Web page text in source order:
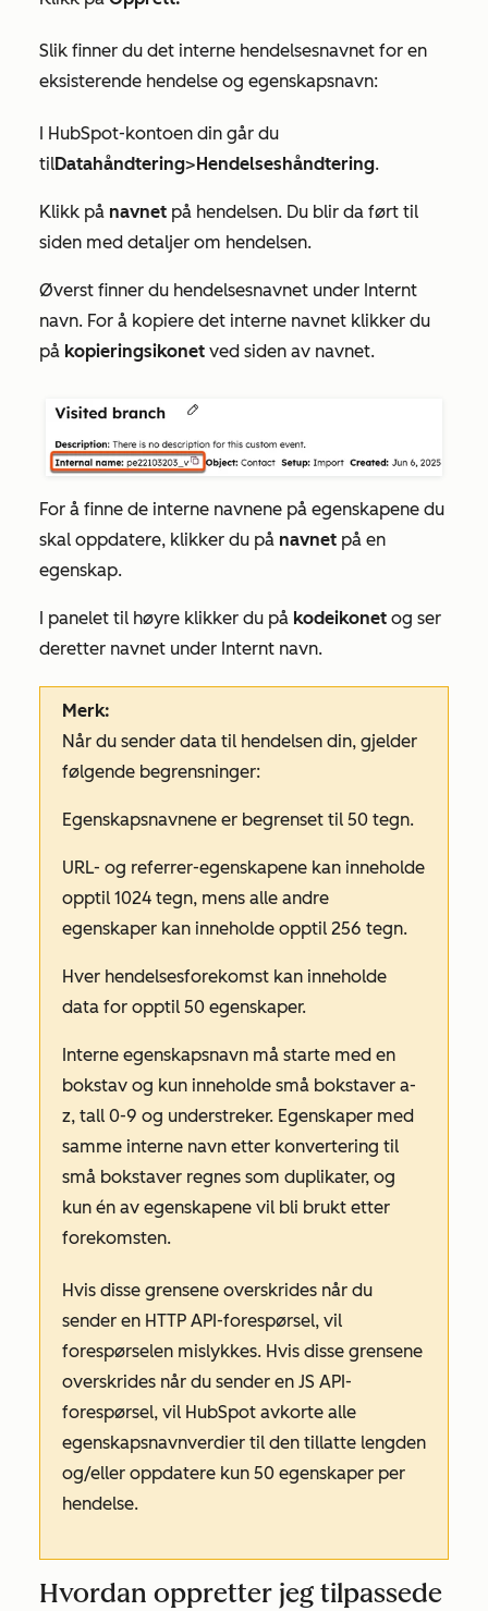
Slik finner du det interne hendelsesnavnet for en
eksisterende hendelse og egenskapsnavn:
I HubSpot-kontoen din går du
tilDatahåndtering>Hendelseshåndtering.
Klikk på navnet på hendelsen. Du blir da ført til
siden med detaljer om hendelsen.
Øverst finner du hendelsesnavnet under Internt
navn. For å kopiere det interne navnet klikker du
på kopieringsikonet ved siden av navnet.
For å finne de interne navnene på egenskapene du
skal oppdatere, klikker du på navnet på en
egenskap.
I panelet til høyre klikker du på kodeikonet og ser
deretter navnet under Internt navn.
Merk:
Når du sender data til hendelsen din, gjelder
følgende begrensninger:
Egenskapsnavnene er begrenset til 50 tegn.
URL- og referrer-egenskapene kan inneholde
opptil 1024 tegn, mens alle andre
egenskaper kan inneholde opptil 256 tegn.
Hver hendelsesforekomst kan inneholde
data for opptil 50 egenskaper.
Interne egenskapsnavn må starte med en
bokstav og kun inneholde små bokstaver a-
z, tall 0-9 og understreker. Egenskaper med
samme interne navn etter konvertering til
små bokstaver regnes som duplikater, og
kun én av egenskapene vil bli brukt etter
forekomsten.
Hvis disse grensene overskrides når du
sender en HTTP API-forespørsel, vil
forespørselen mislykkes. Hvis disse grensene
overskrides når du sender en JS API-
forespørsel, vil HubSpot avkorte alle
egenskapsnavnverdier til den tillatte lengden
og/eller oppdatere kun 50 egenskaper per
hendelse.
Hvordan oppretter jeg tilpassede